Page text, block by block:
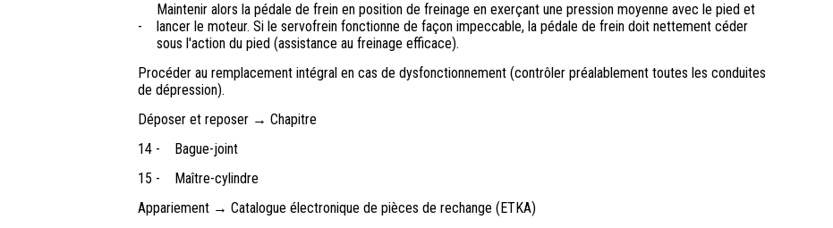
-
Maintenir alors la pédale de frein en position de freinage en exerçant une pression moyenne avec le pied et
lancer le moteur. Si le servofrein fonctionne de façon impeccable, la pédale de frein doit nettement céder
sous l'action du pied (assistance au freinage efficace).
Procéder au remplacement intégral en cas de dysfonctionnement (contrôler préalablement toutes les conduites
de dépression).
Déposer et reposer → Chapitre
14 -
Bague-joint
15 -
Maître-cylindre
Appariement → Catalogue électronique de pièces de rechange (ETKA)